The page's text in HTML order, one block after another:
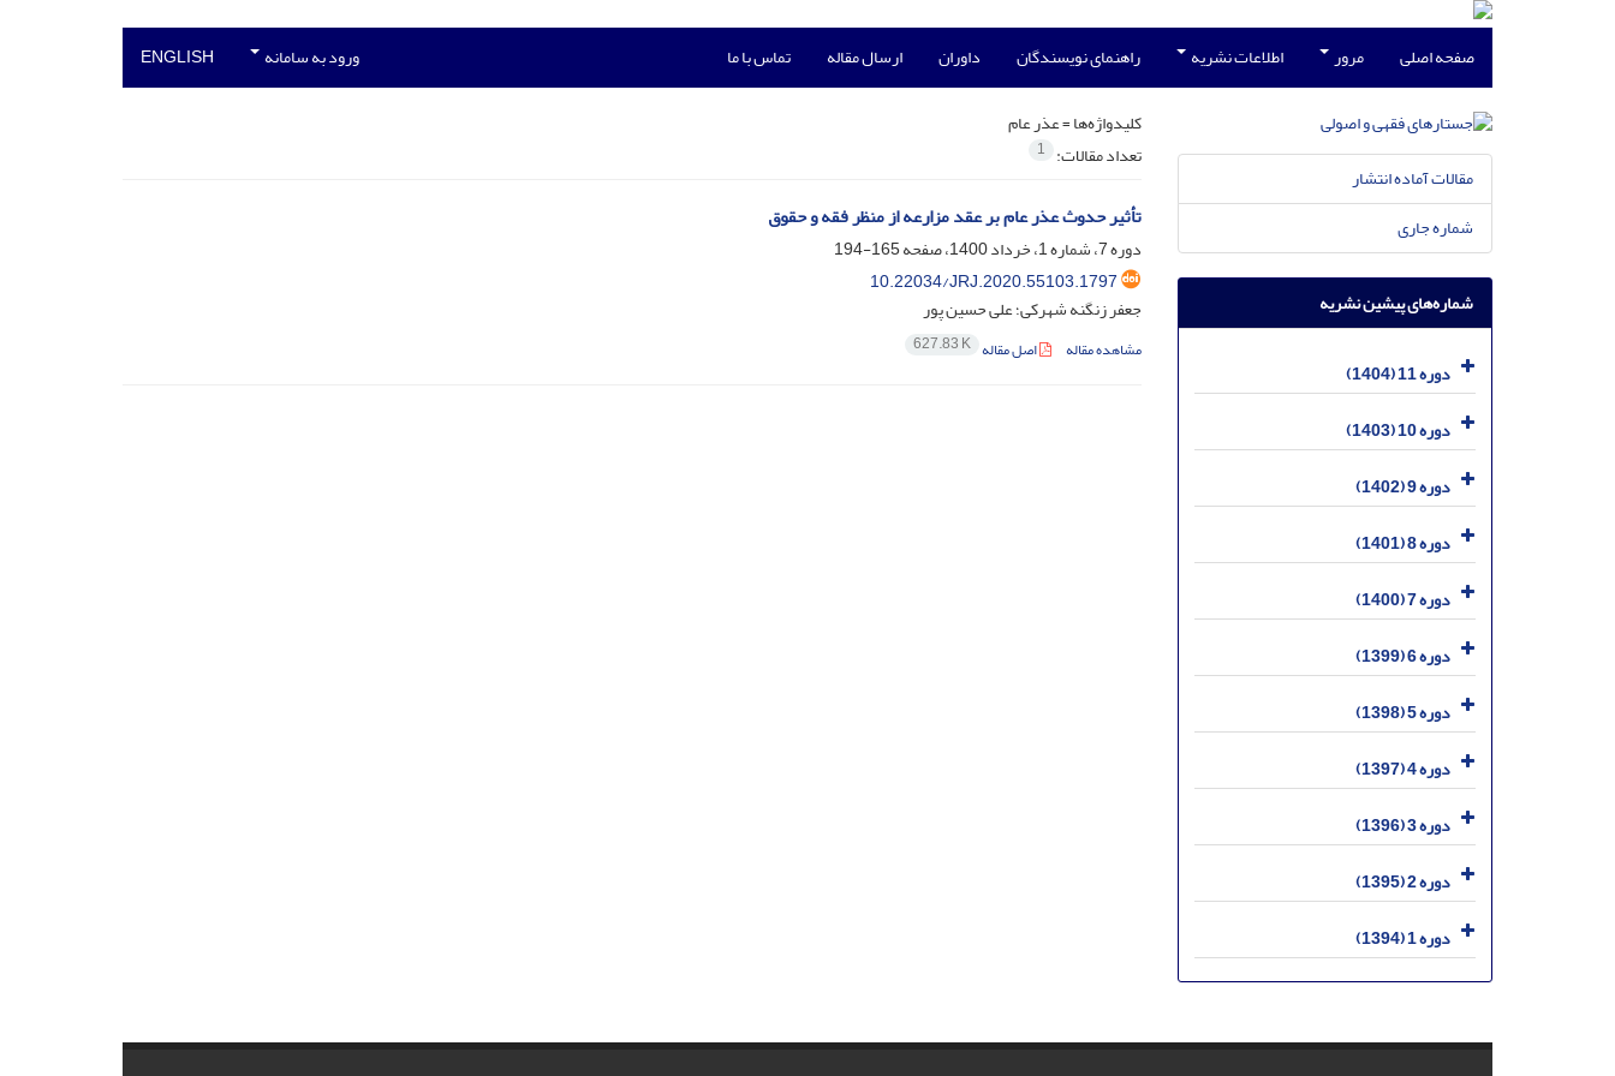
صفحه اصلی مرور اطلاعات نشریه راهنمای نویسندگان داوران ارسال مقاله تماس با ما ورود به سامانه ENGLISH
کلیدواژه‌ها =عذر عام
تعداد مقالات: 1
تأثیر حدوث عذر عام بر عقد مزارعه از منظر فقه و حقوق
دوره 7، شماره 1، خرداد 1400، صفحه
165-194
10.22034/JRJ.2020.55103.1797
جعفر زنگنه شهرکی؛ علی حسین پور
مشاهده مقاله اصل مقاله 627.83 K
مقالات آماده انتشار
شماره جاری
شماره‌های پیشین نشریه
دوره 11 (1404)
دوره 10 (1403)
دوره 9 (1402)
دوره 8 (1401)
دوره 7 (1400)
دوره 6 (1399)
دوره 5 (1398)
دوره 4 (1397)
دوره 3 (1396)
دوره 2 (1395)
دوره 1 (1394)